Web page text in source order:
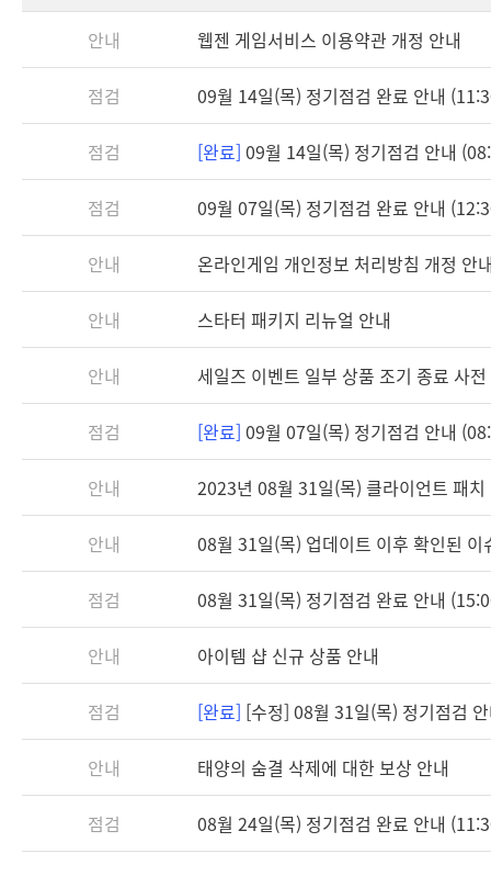
안내 웹젠 게임서비스 이용약관 개정 안내
점검 09월 14일(목) 정기점검 완료 안내
점검 [완료] 09월 14일(목) 정기점검 안내
점검 09월 07일(목) 정기점검 완료 안내
안내 온라인게임 개인정보 처리방침 개정 안
안내 스타터 패키지 리뉴얼 안내
안내 세일즈 이벤트 일부 상품 조기 종료 사
점검 [완료] 09월 07일(목) 정기점검 안내
안내 2023년 08월 31일(목) 클라이언트 패
안내 08월 31일(목) 업데이트 이후 확인된 이
점검 08월 31일(목) 정기점검 완료 안내
안내 아이템 샵 신규 상품 안내
점검 [완료] [수정] 08월 31일(목) 정기점검
안내 태양의 숨결 삭제에 대한 보상 안내
점검 08월 24일(목) 정기점검 완료 안내